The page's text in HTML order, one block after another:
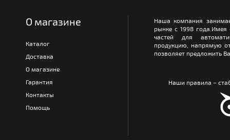
О магазине
Каталог
Доставка
О магазине
Гарантия
Контакты
Помощь
Наша компания
рынке с 1998
частей для
продукцию, напрямую
позволяет предложить
Наши правила –